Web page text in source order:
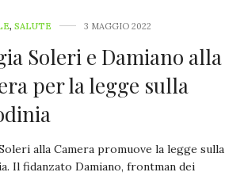
, SALUTE 3 MAGGIO 2022
Soleri e Damiano alla
per la legge sulla
alla Camera promuove la legge sulla
Il fidanzato Damiano, frontman dei